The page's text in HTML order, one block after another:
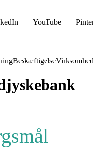
YouTube
Beskæftigelse